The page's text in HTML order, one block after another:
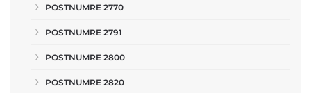
POSTNUMRE 2770
POSTNUMRE 2791
POSTNUMRE 2800
POSTNUMRE 2820